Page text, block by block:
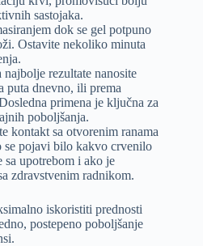
sastojaka.
dok se gel potpuno
Ostavite nekoliko minuta
najbolje rezultate nanosite
puta dnevno, ili prema
primena je ključna za
poboljšanja.
kontakt sa otvorenim ranama
pojavi bilo kakvo crvenilo
sa upotrebom i ako je
zdravstvenim radnikom.
iskoristiti prednosti
postepeno poboljšanje